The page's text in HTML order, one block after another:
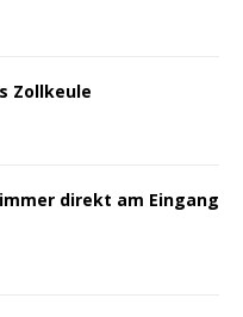
Zollkeule
direkt am Eingang